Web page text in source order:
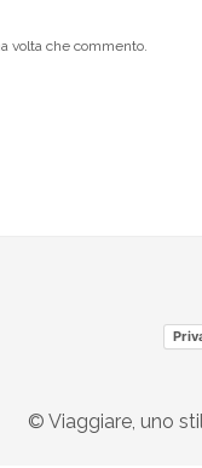
volta che commento.
© Viaggiare, uno